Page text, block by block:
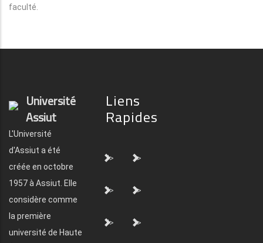
faculté.
Université
Assiut
L'Université
d'Assiut a été
créée en octobre
1957 à Assiut. Elle
considère comme
la première
université de Haute
Liens
Rapides
"> ">
"> ">
"> ">